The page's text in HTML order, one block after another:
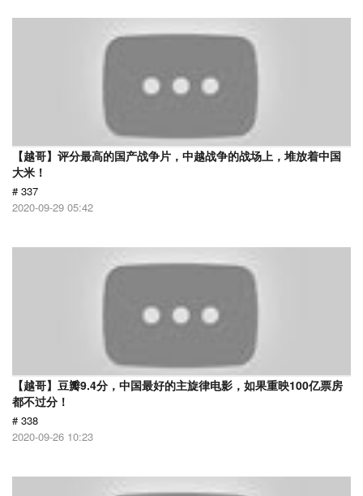
【越哥】评分最高的国产战争片，中越战争的战场上，堆放着中国
大米！
# 337
2020-09-29 05:42
【越哥】豆瓣9.4分，中国最好的主旋律电影，如果重映100亿票房
都不过分！
# 338
2020-09-26 10:23